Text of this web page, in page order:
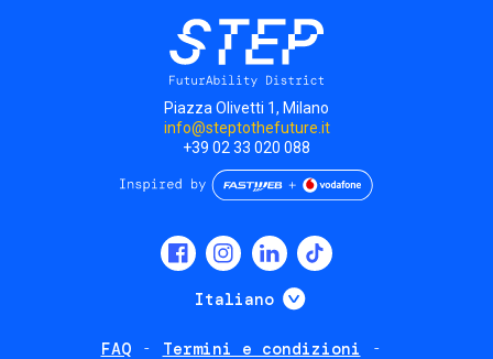
Piazza Olivetti 1, Milano
info@steptothefuture.it
+39 02 33 020 088
Italiano Mostra ulteriori
FAQ
Termini e condizioni